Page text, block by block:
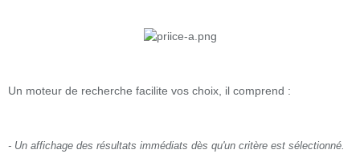
Un moteur de recherche facilite vos choix, il comprend :
- Un affichage des résultats immédiats dès qu'un critère est sélectionné.